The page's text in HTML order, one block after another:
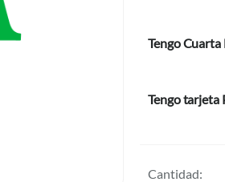
Tengo Cuarta
Tengo tarjeta
Cantidad: